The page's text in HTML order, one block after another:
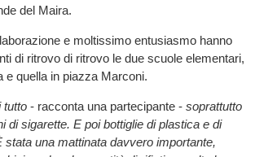
del Maira.
e moltissimo entusiasmo hanno
di ritrovo di ritrovo le due scuole elementari,
e quella in piazza Marconi.
tutto - racconta una partecipante - soprattutto
di sigarette. E poi bottiglie di plastica e di
una mattinata davvero importante,